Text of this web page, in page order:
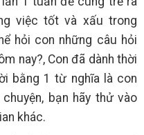
việc tốt và xấu trong
hỏi con những câu hỏi
nay?, Con đã dành thời
bằng 1 từ nghĩa là con
bạn hãy thử vào
khác.